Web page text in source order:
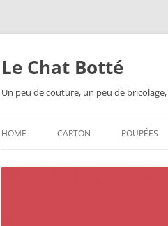
Skip
Le Chat Botté
Un peu de couture, un peu de
HOME CARTON POUPÉES